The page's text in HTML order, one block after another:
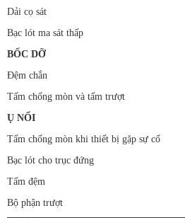
Dải cọ sát
Bạc lót ma sát thấp
BỐC DỠ
Đệm chắn
Tấm chống mòn và tấm trượt
Ụ NỔI
Tấm chống mòn khi thiết bị gặp sự cố
Bạc lót cho trục đứng
Tấm đệm
Bộ phận trượt